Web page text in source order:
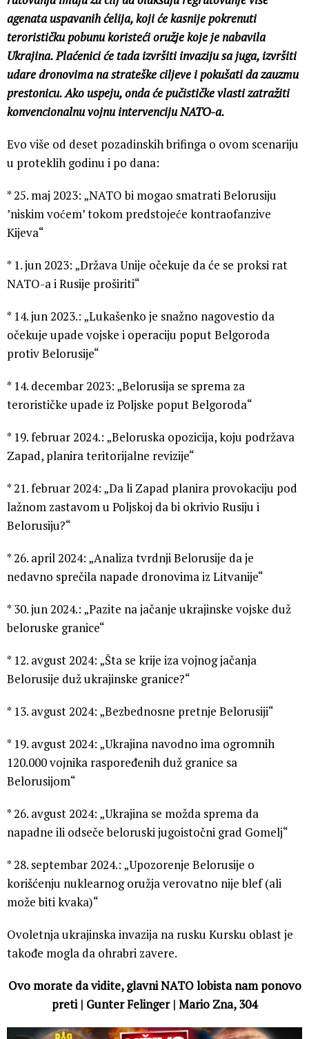
agenata uspavanih ćelija, koji će kasnije pokrenuti
terorističku pobunu koristeći oružje koje je nabavila
Ukrajina. Plaćenici će tada izvršiti invaziju sa juga, izvršiti
udare dronovima na strateške ciljeve i pokušati da zauzmu
prestonicu. Ako uspeju, onda će pučističke vlasti zatražiti
konvencionalnu vojnu intervenciju NATO-a.
Evo više od deset pozadinskih brifinga o ovom scenariju
u proteklih godinu i po dana:
* 25. maj 2023: „NATO bi mogao smatrati Belorusiju
’niskim voćem’ tokom predstojeće kontraofanzive
Kijeva“
* 1. jun 2023: „Država Unije očekuje da će se proksi rat
NATO-a i Rusije proširiti“
* 14. jun 2023.: „Lukašenko je snažno nagovestio da
očekuje upade vojske i operaciju poput Belgoroda
protiv Belorusije“
* 14. decembar 2023: „Belorusija se sprema za
terorističke upade iz Poljske poput Belgoroda“
* 19. februar 2024.: „Beloruska opozicija, koju podržava
Zapad, planira teritorijalne revizije“
* 21. februar 2024: „Da li Zapad planira provokaciju pod
lažnom zastavom u Poljskoj da bi okrivio Rusiju i
Belorusiju?“
* 26. april 2024: „Analiza tvrdnji Belorusije da je
nedavno sprečila napade dronovima iz Litvanije“
* 30. jun 2024.: „Pazite na jačanje ukrajinske vojske duž
beloruske granice“
* 12. avgust 2024: „Šta se krije iza vojnog jačanja
Belorusije duž ukrajinske granice?“
* 13. avgust 2024: „Bezbednosne pretnje Belorusiji“
* 19. avgust 2024: „Ukrajina navodno ima ogromnih
120.000 vojnika raspoređenih duž granice sa
Belorusijom“
* 26. avgust 2024: „Ukrajina se možda sprema da
napadne ili odseče beloruski jugoistočni grad Gomelj“
* 28. septembar 2024.: „Upozorenje Belorusije o
korišćenju nuklearnog oružja verovatno nije blef (ali
može biti kvaka)“
Ovoletnja ukrajinska invazija na rusku Kursku oblast je
takođe mogla da ohrabri zavere.
Ovo morate da vidite, glavni NATO lobista nam ponovo
preti | Gunter Felinger | Mario Zna, 304